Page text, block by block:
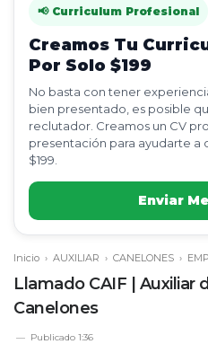
📢 Curriculum Profesional
Creamos Tu
Por Solo $199
No basta con tener
bien presentado, es posible
reclutador. Creamos un CV
presentación para ayudarte a
$199.
Enviar
Inicio › AUXILIAR › CANELONES ›
Llamado CAIF | Auxiliar
Canelones
Publicado 1:36